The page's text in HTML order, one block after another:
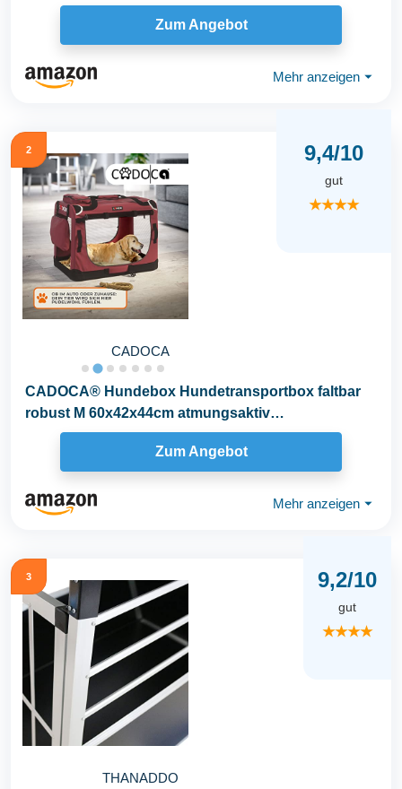
Zum Angebot
Mehr anzeigen ⏷
2
CADOCA
9,4/10
gut
★★★★
CADOCA® Hundebox Hundetransportbox faltbar
robust M 60x42x44cm atmungsaktiv
Transporttasche...
Zum Angebot
Mehr anzeigen ⏷
3
THANADDO
9,2/10
gut
★★★★